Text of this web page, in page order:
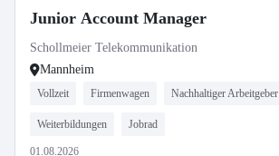
Junior Account Manager
Schollmeier Telekommunikation
Mannheim
Vollzeit Firmenwagen Nachhaltiger Arbeitgeber
Weiterbildungen Jobrad
01.08.2026